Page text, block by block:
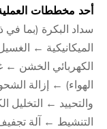
أحد مخططات
سداد البكرة (بما
الميكانيكية ←
الكهربائي الخشن ←
الهواء) ← إزالة
والتحييد ← التخليل
التنشيط ← آلة